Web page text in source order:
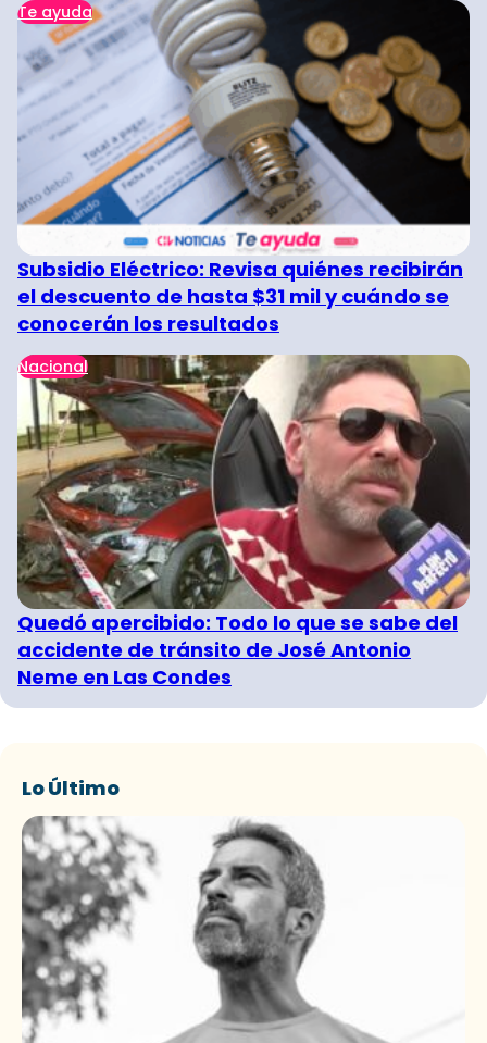
Te ayuda
Subsidio Eléctrico: Revisa quiénes recibirán
el descuento de hasta $31 mil y cuándo se
conocerán los resultados
Nacional
Quedó apercibido: Todo lo que se sabe del
accidente de tránsito de José Antonio
Neme en Las Condes
Lo Último